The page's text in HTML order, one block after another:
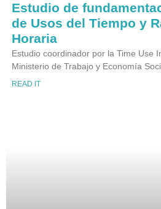
Estudio de
de Usos del Tiempo y
Horaria
Estudio coordinador por la Time Use
Ministerio de Trabajo y Economía
READ IT